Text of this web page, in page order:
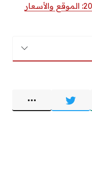
دليل القرية الصينية صلالة 2025: الموقع والأسعار